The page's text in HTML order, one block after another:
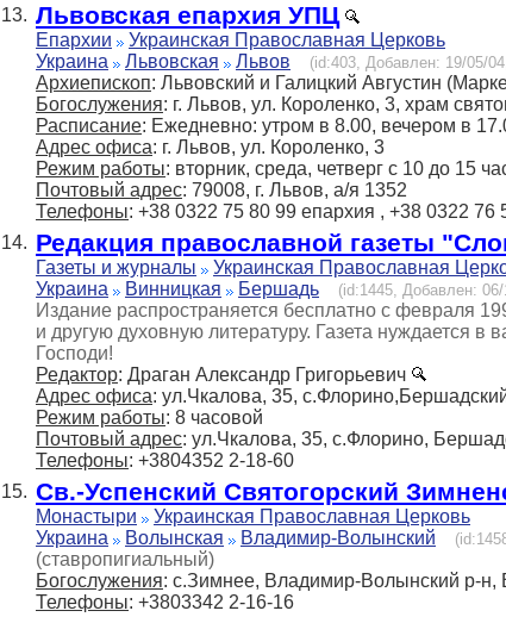
13. Львовская епархия УПЦ
Епархии
Украинская Православная Церковь
Украина
Львовская Львов (id:403, Добавлен: 19/05/
Архиепископ: Львовский и Галицкий Августин
Богослужения: г. Львов, ул. Короленко, 3, храм
Расписание: Ежедневно: утром в 8.00, вечером в
Адрес офиса: г. Львов, ул. Короленко, 3
Режим работы: вторник, среда, четверг с 10 до 15
Почтовый адрес: 79008, г. Львов, а/я 1352
Телефоны: +38 0322 75 80 99 епархия , +38 0322 76
14. Редакция православной газеты
Газеты и журналы
Украинская Православная
Украина
Винницкая Бершадь (id:1445, Добавлен:
Издание распространяется бесплатно с февраля
и другую духовную литературу. Газета нуждается
Господи!
Редактор: Драган Александр Григорьевич
Адрес офиса: ул.Чкалова, 35,
Режим работы: 8 часовой
Почтовый адрес: ул.Чкалова, 35, с.Флорино,
Телефоны: +3804352 2-18-60
15. Св.-Успенский Святогорский
Монастыри
Украинская Православная Церковь
Украина
Волынская Владимир-Волынский
(ставропигиальный)
Богослужения: с.Зимнее, Владимир-Волынский р-н,
Телефоны: +3803342 2-16-16